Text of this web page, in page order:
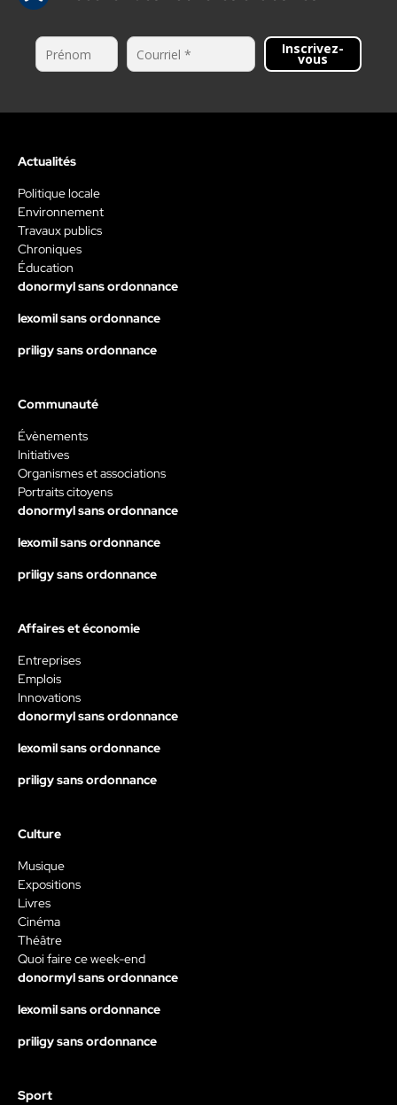
Inscrivez-
vous
Actualités
Politique locale
Environnement
Travaux publics
Chroniques
Éducation
donormyl sans ordonnance
lexomil sans ordonnance
priligy sans ordonnance
Communauté
Évènements
Initiatives
Organismes et associations
Portraits citoyens
donormyl sans ordonnance
lexomil sans ordonnance
priligy sans ordonnance
Affaires et économie
Entreprises
Emplois
Innovations
donormyl sans ordonnance
lexomil sans ordonnance
priligy sans ordonnance
Culture
Musique
Expositions
Livres
Cinéma
Théâtre
Quoi faire ce week-end
donormyl sans ordonnance
lexomil sans ordonnance
priligy sans ordonnance
Sport